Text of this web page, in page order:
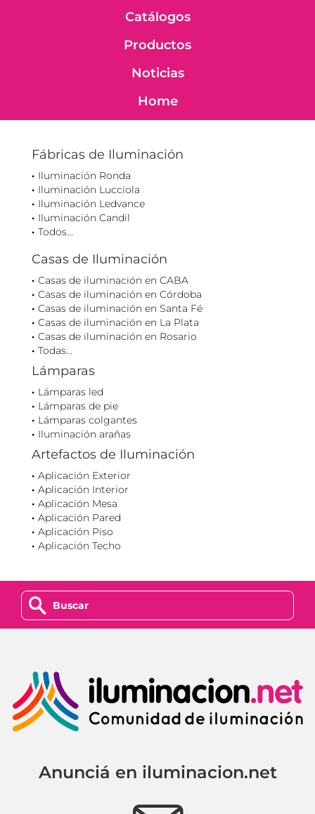
Catálogos
Productos
Noticias
Home
Fábricas de Iluminación
Iluminación Ronda
Iluminación Lucciola
Iluminación Ledvance
Iluminación Candil
Todos...
Casas de Iluminación
Casas de iluminación en CABA
Casas de iluminación en Córdoba
Casas de iluminación en Santa Fé
Casas de iluminación en La Plata
Casas de iluminación en Rosario
Todas...
Lámparas
Lámparas led
Lámparas de pie
Lámparas colgantes
Iluminación arañas
Artefactos de Iluminación
Aplicación Exterior
Aplicación Interior
Aplicación Mesa
Aplicación Pared
Aplicación Piso
Aplicación Techo
z
Anunciá en iluminacion.net